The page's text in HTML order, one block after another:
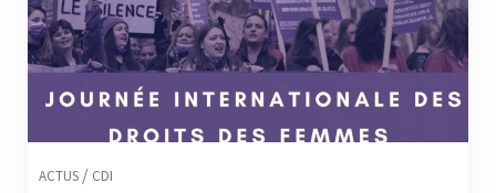
ACTUS / CDI